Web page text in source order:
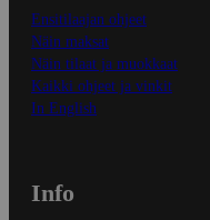
Ensitilaajan ohjeet
Näin maksat
Näin tilaat ja muokkaat
Kaikki ohjeet ja vinkit
In English
Info